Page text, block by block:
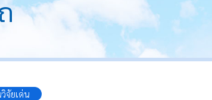
จัยเด่น